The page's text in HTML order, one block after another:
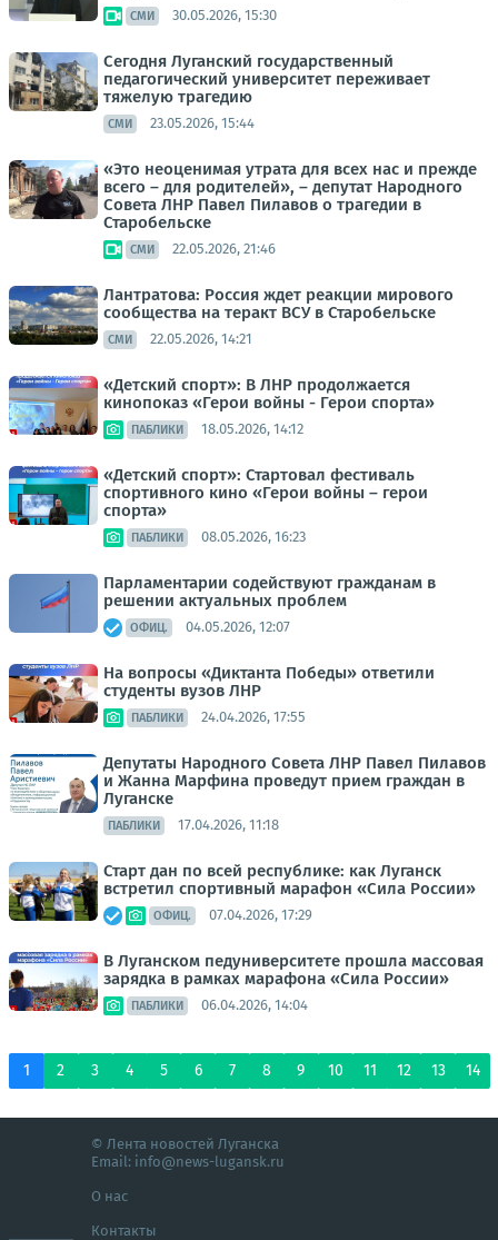
СМИ 30.05.2026, 15:30
Сегодня Луганский государственный
педагогический университет переживает
тяжелую трагедию
СМИ 23.05.2026, 15:44
«Это неоценимая утрата для всех нас и прежде
всего – для родителей», – депутат Народного
Совета ЛНР Павел Пилавов о трагедии в
Старобельске
СМИ 22.05.2026, 21:46
Лантратова: Россия ждет реакции мирового
сообщества на теракт ВСУ в Старобельске
СМИ 22.05.2026, 14:21
«Детский спорт»: В ЛНР продолжается
кинопоказ «Герои войны - Герои спорта»
ПАБЛИКИ 18.05.2026, 14:12
«Детский спорт»: Стартовал фестиваль
спортивного кино «Герои войны – герои
спорта»
ПАБЛИКИ 08.05.2026, 16:23
Парламентарии содействуют гражданам в
решении актуальных проблем
ОФИЦ. 04.05.2026, 12:07
На вопросы «Диктанта Победы» ответили
студенты вузов ЛНР
ПАБЛИКИ 24.04.2026, 17:55
Депутаты Народного Совета ЛНР Павел Пилавов
и Жанна Марфина проведут прием граждан в
Луганске
ПАБЛИКИ 17.04.2026, 11:18
Старт дан по всей республике: как Луганск
встретил спортивный марафон «Сила России»
ОФИЦ. 07.04.2026, 17:29
В Луганском педуниверситете прошла массовая
зарядка в рамках марафона «Сила России»
ПАБЛИКИ 06.04.2026, 14:04
1 2 3 4 5 6 7 8 9 10 11 12 13 14
© Лента новостей Луганска
Email: info@news-lugansk.ru
О нас
Контакты